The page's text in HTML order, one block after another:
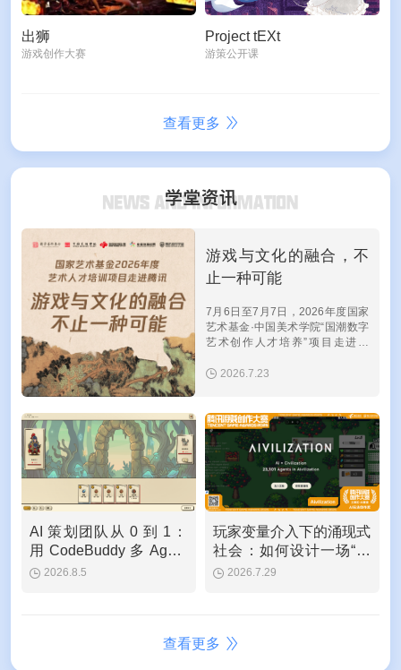
出狮
游戏创作大赛
Project tEXt
游策公开课
查看更多
游戏与文化的融合，不
止一种可能
7月6日至7月7日，2026年度国家
艺术基金·中国美术学院“国潮数字
艺术创作人才培养”项目走进腾
游戏相关专业的30余位教师，在两
创意快速落地为图片、视频和互动
作品。围绕“国潮数字艺术创作”，
腾讯游戏学堂邀请了多位讲师展开
分享，系统梳理了腾讯游戏在传统
文化传承与活化中的实践路径、东
方美学在具体游戏项目中的应用，
以及文化内容转化为游戏化表达的
方法。
2026.7.23
AI 策划团队从 0 到 1：
用 CodeBuddy 多 Agent
协作做一款肉鸽卡牌游戏
2026.8.5
玩家变量介入下的涌现式
社会：如何设计一场“从
心所欲不逾矩”的赛博涌
2026.7.29
查看更多